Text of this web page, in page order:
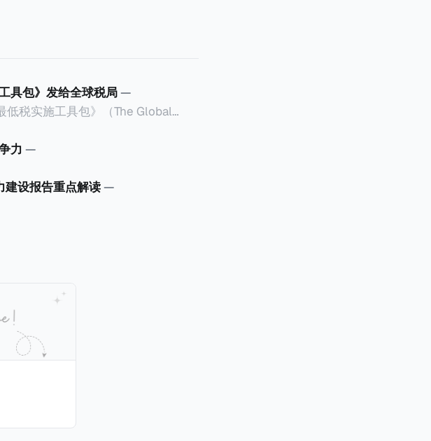
具包》发给全球税局—
税实施工具包》（The Global
关和政策制定者提供一套可操作的
关建立稳健且高效的国内合规框
。
力 —
设报告重点解读—